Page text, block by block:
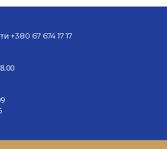
+380 67 674 17 17